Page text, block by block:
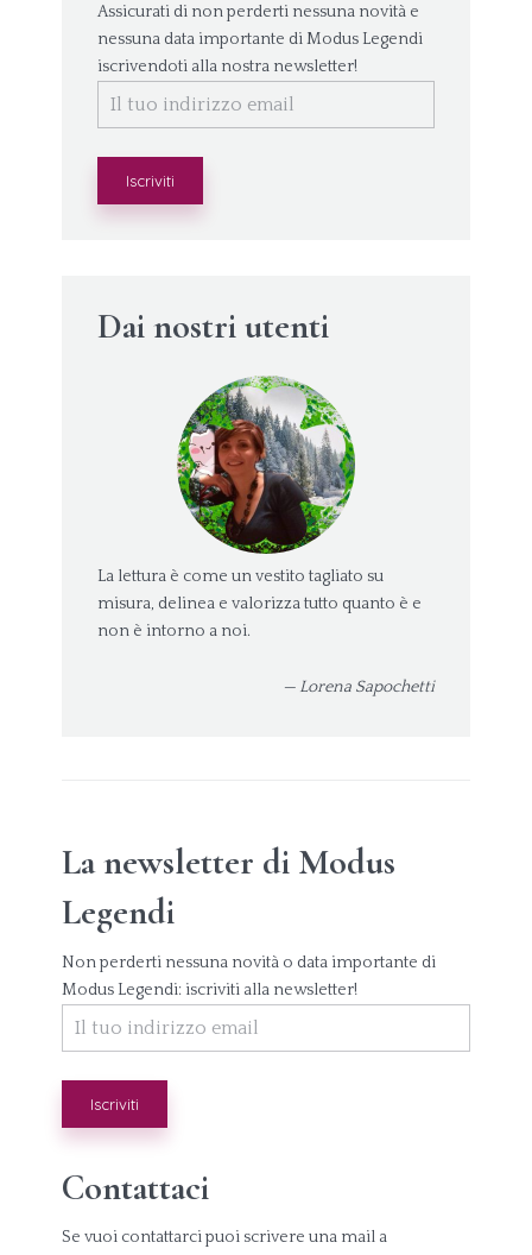
Assicurati di non perderti nessuna novità e
nessuna data importante di Modus Legendi
iscrivendoti alla nostra newsletter!
Dai nostri utenti
La lettura è come un vestito tagliato su
misura, delinea e valorizza tutto quanto è e
non è intorno a noi.
— Lorena Sapochetti
La newsletter di Modus
Legendi
Non perderti nessuna novità o data importante di
Modus Legendi: iscriviti alla newsletter!
Contattaci
Se vuoi contattarci puoi scrivere una mail a